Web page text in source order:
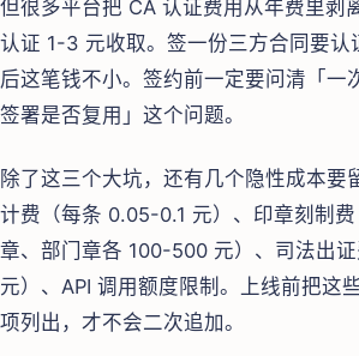
但很多平台把 CA 认证费用从年费里剥
认证 1-3 元收取。签一份三方合同要认
后这笔钱不小。签约前一定要问清「一
签署是否复用」这个问题。
除了这三个大坑，还有几个隐性成本要
计费（每条 0.05-0.1 元）、印章刻制
章、部门章各 100-500 元）、司法出
元）、API 调用额度限制。上线前把这
项列出，才不会二次追加。